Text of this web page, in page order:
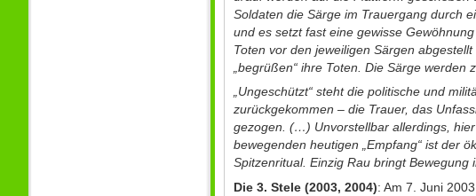
Soldaten die Särge im Trauergang durch
und es setzt fast eine gewisse
Toten vor den jeweiligen Särgen
„begrüßen“ ihre Toten. Die Särge
„Ungeschützt“ steht die politische und
zurückgekommen – die Trauer, das
gezogen. (…) Unvorstellbar allerdings,
bewegenden heutigen „Empfang“ ist der
Spitzenritual. Einzig Rau bringt Bewegung
Die 3. Stele (2003, 2004): Am 7. Juni